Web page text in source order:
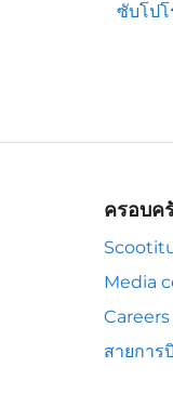
ซับโปโ
ครอบค
Media
Careers
สายการ